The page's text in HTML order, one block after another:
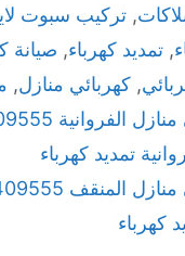
, تركيب سبوت
, تمديد كهرباء, صيانة
, كهربائي منازل,
تمديد كهرباء
كهرباء